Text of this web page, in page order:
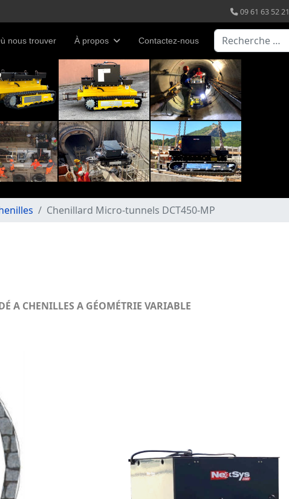
09 61 63 52 21
nous trouver À propos Contactez-nous Valider
Chenillard Micro-tunnels DCT450-MP
A CHENILLES A GÉOMÉTRIE VARIABLE